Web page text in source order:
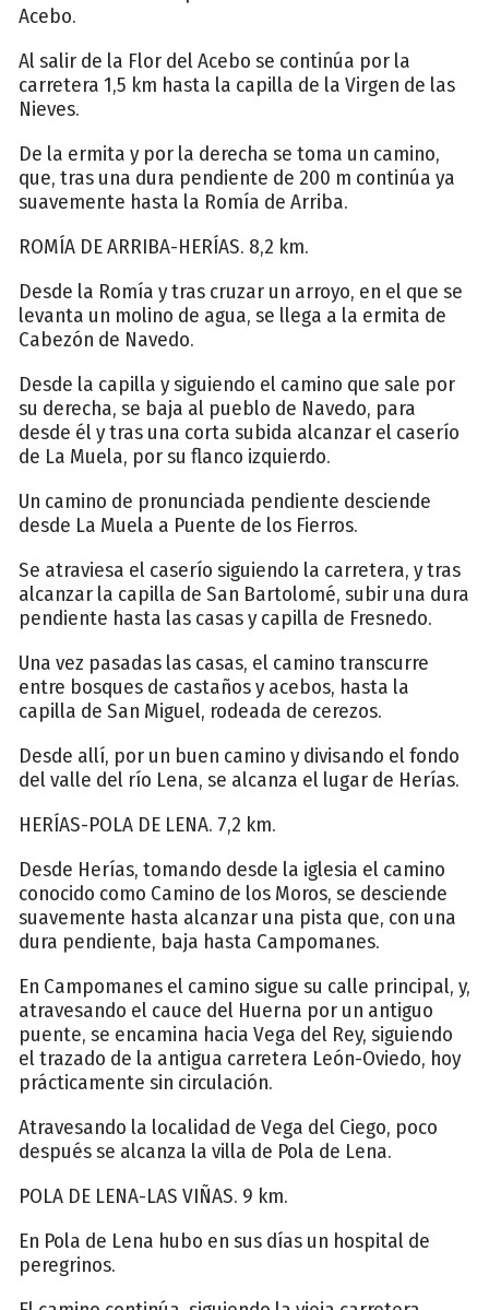
Acebo.
Al salir de la Flor del Acebo se continúa por la
carretera 1,5 km hasta la capilla de la Virgen de las
Nieves.
De la ermita y por la derecha se toma un camino,
que, tras una dura pendiente de 200 m continúa ya
suavemente hasta la Romía de Arriba.
ROMÍA DE ARRIBA-HERÍAS. 8,2 km.
Desde la Romía y tras cruzar un arroyo, en el que se
levanta un molino de agua, se llega a la ermita de
Cabezón de Navedo.
Desde la capilla y siguiendo el camino que sale por
su derecha, se baja al pueblo de Navedo, para
desde él y tras una corta subida alcanzar el caserío
de La Muela, por su flanco izquierdo.
Un camino de pronunciada pendiente desciende
desde La Muela a Puente de los Fierros.
Se atraviesa el caserío siguiendo la carretera, y tras
alcanzar la capilla de San Bartolomé, subir una dura
pendiente hasta las casas y capilla de Fresnedo.
Una vez pasadas las casas, el camino transcurre
entre bosques de castaños y acebos, hasta la
capilla de San Miguel, rodeada de cerezos.
Desde allí, por un buen camino y divisando el fondo
del valle del río Lena, se alcanza el lugar de Herías.
HERÍAS-POLA DE LENA. 7,2 km.
Desde Herías, tomando desde la iglesia el camino
conocido como Camino de los Moros, se desciende
suavemente hasta alcanzar una pista que, con una
dura pendiente, baja hasta Campomanes.
En Campomanes el camino sigue su calle principal, y,
atravesando el cauce del Huerna por un antiguo
puente, se encamina hacia Vega del Rey, siguiendo
el trazado de la antigua carretera León-Oviedo, hoy
prácticamente sin circulación.
Atravesando la localidad de Vega del Ciego, poco
después se alcanza la villa de Pola de Lena.
POLA DE LENA-LAS VIÑAS. 9 km.
En Pola de Lena hubo en sus días un hospital de
peregrinos.